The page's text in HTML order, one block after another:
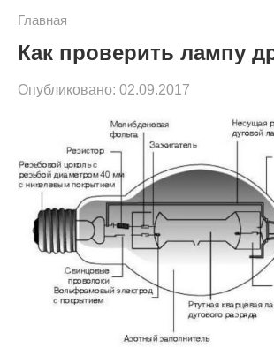
к
Главная
Как проверить лампу
Опубликовано: 02.09.2017